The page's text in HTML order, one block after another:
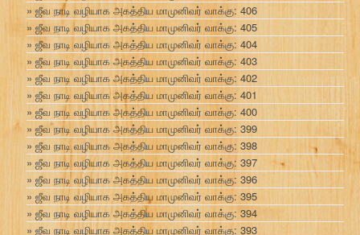
ஜீவ நாடி வழியாக அகத்திய மாமுனிவர் வாக்கு: 406
ஜீவ நாடி வழியாக அகத்திய மாமுனிவர் வாக்கு: 405
ஜீவ நாடி வழியாக அகத்திய மாமுனிவர் வாக்கு: 404
ஜீவ நாடி வழியாக அகத்திய மாமுனிவர் வாக்கு: 403
ஜீவ நாடி வழியாக அகத்திய மாமுனிவர் வாக்கு: 402
ஜீவ நாடி வழியாக அகத்திய மாமுனிவர் வாக்கு: 401
ஜீவ நாடி வழியாக அகத்திய மாமுனிவர் வாக்கு: 400
ஜீவ நாடி வழியாக அகத்திய மாமுனிவர் வாக்கு: 399
ஜீவ நாடி வழியாக அகத்திய மாமுனிவர் வாக்கு: 398
ஜீவ நாடி வழியாக அகத்திய மாமுனிவர் வாக்கு: 397
ஜீவ நாடி வழியாக அகத்திய மாமுனிவர் வாக்கு: 396
ஜீவ நாடி வழியாக அகத்திய மாமுனிவர் வாக்கு: 395
ஜீவ நாடி வழியாக அகத்திய மாமுனிவர் வாக்கு: 394
ஜீவ நாடி வழியாக அகத்திய மாமுனிவர் வாக்கு: 393